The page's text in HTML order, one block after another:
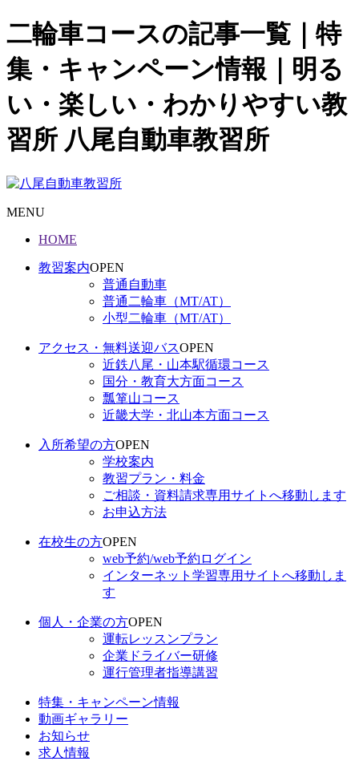
二輪車コースの記事一覧｜特
集・キャンペーン情報｜明る
い・楽しい・わかりやすい教
習所 八尾自動車教習所
MENU
HOME
教習案内OPEN
普通自動車
普通二輪車（MT/AT）
小型二輪車（MT/AT）
アクセス・無料送迎バスOPEN
近鉄八尾・山本駅循環コース
国分・教育大方面コース
瓢箪山コース
近畿大学・北山本方面コース
入所希望の方OPEN
学校案内
教習プラン・料金
ご相談・資料請求専用サイトへ移動します
お申込方法
在校生の方OPEN
web予約/web予約ログイン
インターネット学習専用サイトへ移動しま
す
個人・企業の方OPEN
運転レッスンプラン
企業ドライバー研修
運行管理者指導講習
特集・キャンペーン情報
動画ギャラリー
お知らせ
求人情報